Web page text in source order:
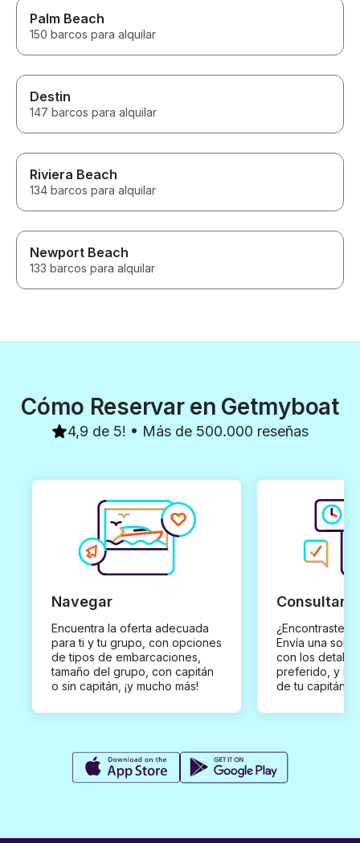
Palm Beach
150 barcos para alquilar
Destin
147 barcos para alquilar
Riviera Beach
134 barcos para alquilar
Newport Beach
133 barcos para alquilar
Cómo Reservar en Getmyboat
4,9 de 5! • Más de 500.000 reseñas
Navegar
Encuentra la oferta adecuada
para ti y tu grupo, con opciones
de tipos de embarcaciones,
tamaño del grupo, con capitán
o sin capitán, ¡y mucho más!
Consultar
¿Encontraste
Envía una
con los
preferido, y
de tu capitán